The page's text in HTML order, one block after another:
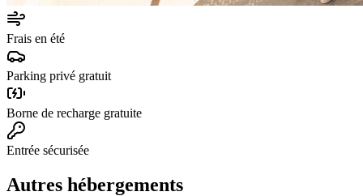
Frais en été
Parking privé gratuit
Borne de recharge gratuite
Entrée sécurisée
Autres hébergements